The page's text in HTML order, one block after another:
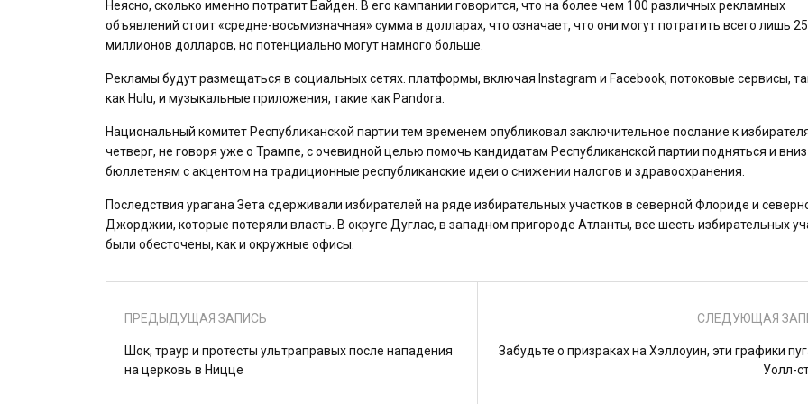
Неясно, сколько именно потратит Байден. В его кампании говорится, что на более чем 100 различных рекламных
объявлений стоит «средне-восьмизначная» сумма в долларах, что означает, что они могут потратить всего лишь 25
миллионов долларов, но потенциально могут намного больше.
Рекламы будут размещаться в социальных сетях. платформы, включая Instagram и Facebook, потоковые сервисы,
как Hulu, и музыкальные приложения, такие как Pandora.
Национальный комитет Республиканской партии тем временем опубликовал заключительное послание к
четверг, не говоря уже о Трампе, с очевидной целью помочь кандидатам Республиканской партии подняться и
бюллетеням с акцентом на традиционные республиканские идеи о снижении налогов и здравоохранения.
Последствия урагана Зета сдерживали избирателей на ряде избирательных участков в северной Флориде и
Джорджии, которые потеряли власть. В округе Дуглас, в западном пригороде Атланты, все шесть избирательных
были обесточены, как и окружные офисы.
ПРЕДЫДУЩАЯ ЗАПИСЬ
Шок, траур и протесты ультраправых после нападения
на церковь в Ницце
СЛЕДУЮЩАЯ
Забудьте о призраках на Хэллоуин, эти графики
Уолл-